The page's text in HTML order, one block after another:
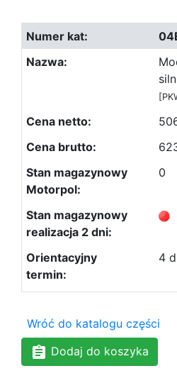
0
4
Wróć do katalogu części
Dodaj do koszyka